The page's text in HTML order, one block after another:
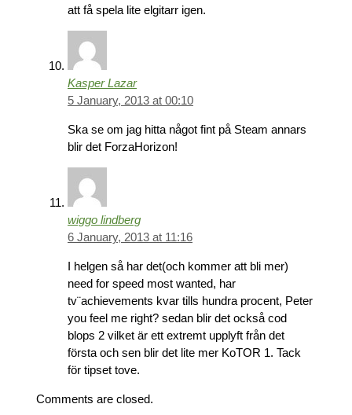
att få spela lite elgitarr igen.
Kasper Lazar
5 January, 2013 at 00:10
Ska se om jag hitta något fint på Steam annars
blir det ForzaHorizon!
wiggo lindberg
6 January, 2013 at 11:16
I helgen så har det(och kommer att bli mer)
need for speed most wanted, har
tv¨achievements kvar tills hundra procent, Peter
you feel me right? sedan blir det också cod
blops 2 vilket är ett extremt upplyft från det
första och sen blir det lite mer KoTOR 1. Tack
för tipset tove.
Comments are closed.